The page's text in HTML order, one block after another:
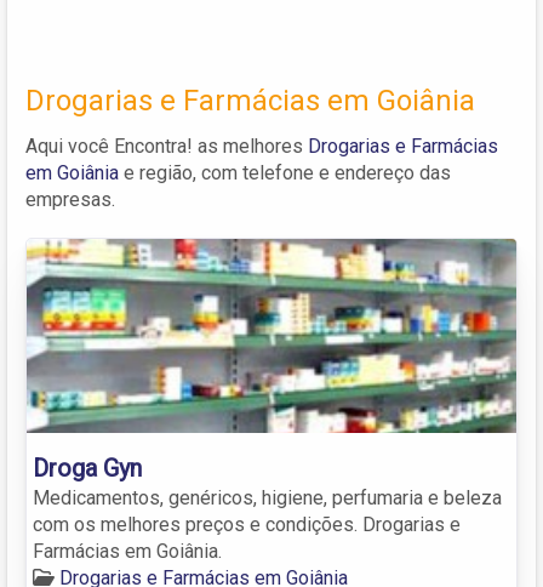
Drogarias e Farmácias em Goiânia
Aqui você Encontra! as melhores Drogarias e Farmácias
em Goiânia e região, com telefone e endereço das
empresas.
Droga Gyn
Medicamentos, genéricos, higiene, perfumaria e beleza
com os melhores preços e condições. Drogarias e
Farmácias em Goiânia.
Drogarias e Farmácias em Goiânia